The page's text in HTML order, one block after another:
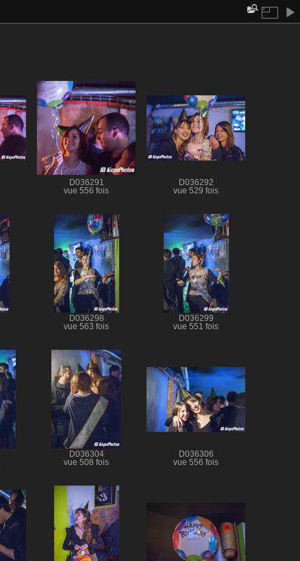
D036291
vue 556 fois
D036292
vue 529 fois
D036298
vue 563 fois
D036299
vue 551 fois
D036304
vue 508 fois
D036306
vue 556 fois